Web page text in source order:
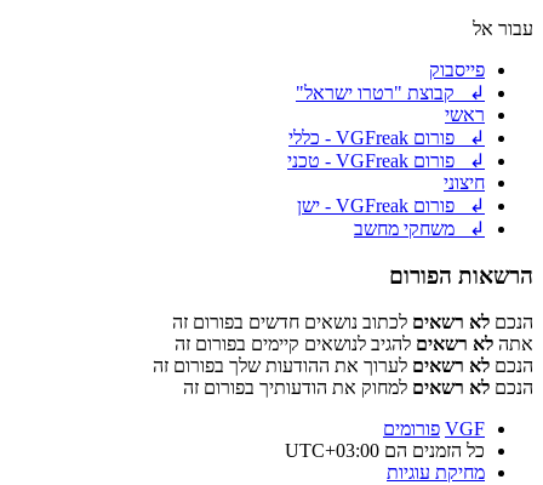
עבור אל
פייסבוק
↲ קבוצת "רטרו ישראל"
ראשי
↲ פורום VGFreak - כללי
↲ פורום VGFreak - טכני
חיצוני
↲ פורום VGFreak - ישן
↲ משחקי מחשב
הרשאות הפורום
הנכם לא רשאים לכתוב נושאים חדשים בפורום זה
אתה לא רשאים להגיב לנושאים קיימים בפורום זה
הנכם לא רשאים לערוך את ההודעות שלך בפורום זה
הנכם לא רשאים למחוק את הודעותיך בפורום זה
VGF פורומים
כל הזמנים הם UTC+03:00
מחיקת עוגיות